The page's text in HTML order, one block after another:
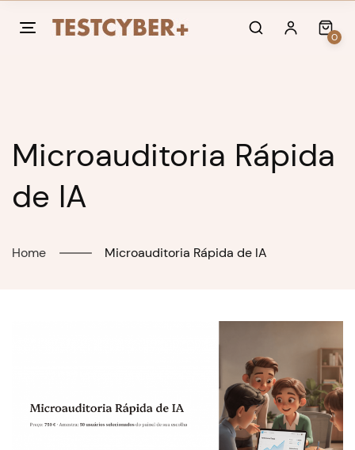
0
Microauditoria Rápida
de IA
Home Microauditoria Rápida de IA